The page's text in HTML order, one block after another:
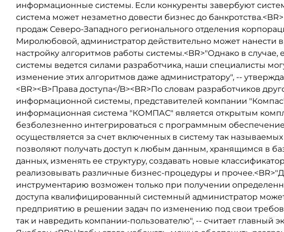
информационные системы. Если конкуренты завербуют
система может незаметно довести бизнес до
продаж Северо-Западного регионального отделения
Миролюбовой, администратор действительно может нанести
настройку алгоритмов работы системы.<BR>"Однако в случае,
системы ведется силами разработчика, наши специалисты
изменение этих алгоритмов даже администратору", --
<BR><B>Права доступа</B><BR>По словам разработчиков
информационной системы, представителей компании
информационная система "КОМПАС" является открытым
безболезненно интегрироваться с программным
осуществляется за счет включенных в систему так
позволяют получать доступ к любым данным, хранящимся в
данных, изменять ее структуру, создавать новые
реализовывать различные бизнес-процедуры и
инструментарию возможен только при получении
доступа квалифицированный системный администратор
предприятию в решении задач по изменению под свои
так и навредить компании-пользователю", -- считает главный